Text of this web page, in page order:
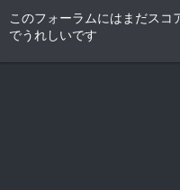
0
このフォーラムにはまだスコ
でうれしいです